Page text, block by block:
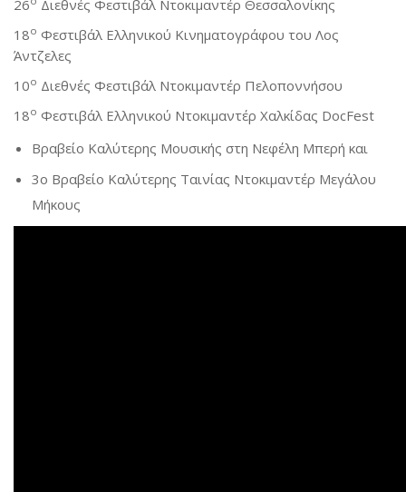
26
Διεθνές Φεστιβάλ Ντοκιμαντέρ Θεσσαλονίκης
18ο Φεστιβάλ Ελληνικού Κινηματογράφου του Λος
Άντζελες
10ο Διεθνές Φεστιβάλ Ντοκιμαντέρ Πελοποννήσου
18ο Φεστιβάλ Ελληνικού Ντοκιμαντέρ Χαλκίδας DocFest
Βραβείο Καλύτερης Μουσικής στη Νεφέλη Μπερή και
3ο Βραβείο Καλύτερης Ταινίας Ντοκιμαντέρ Μεγάλου
Μήκους